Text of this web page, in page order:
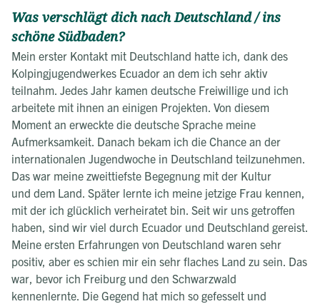
Was verschlägt dich nach Deutschland / ins
schöne Südbaden?
Mein erster Kontakt mit Deutschland hatte ich, dank des
Kolpingjugendwerkes Ecuador an dem ich sehr aktiv
teilnahm. Jedes Jahr kamen deutsche Freiwillige und ich
arbeitete mit ihnen an einigen Projekten. Von diesem
Moment an erweckte die deutsche Sprache meine
Aufmerksamkeit. Danach bekam ich die Chance an der
internationalen Jugendwoche in Deutschland teilzunehmen.
Das war meine zweittiefste Begegnung mit der Kultur
und dem Land. Später lernte ich meine jetzige Frau kennen,
mit der ich glücklich verheiratet bin. Seit wir uns getroffen
haben, sind wir viel durch Ecuador und Deutschland gereist.
Meine ersten Erfahrungen von Deutschland waren sehr
positiv, aber es schien mir ein sehr flaches Land zu sein. Das
war, bevor ich Freiburg und den Schwarzwald
kennenlernte. Die Gegend hat mich so gefesselt und